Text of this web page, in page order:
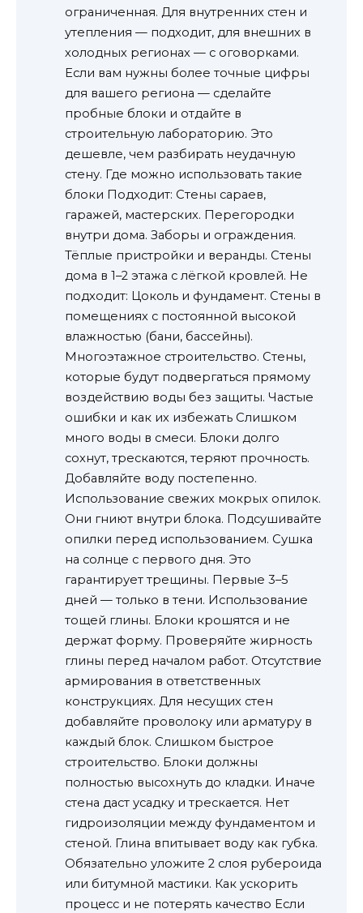
ограниченная. Для внутренних стен и
утепления — подходит, для внешних в
холодных регионах — с оговорками.
Если вам нужны более точные цифры
для вашего региона — сделайте
пробные блоки и отдайте в
строительную лабораторию. Это
дешевле, чем разбирать неудачную
стену. Где можно использовать такие
блоки Подходит: Стены сараев,
гаражей, мастерских. Перегородки
внутри дома. Заборы и ограждения.
Тёплые пристройки и веранды. Стены
дома в 1–2 этажа с лёгкой кровлей. Не
подходит: Цоколь и фундамент. Стены в
помещениях с постоянной высокой
влажностью (бани, бассейны).
Многоэтажное строительство. Стены,
которые будут подвергаться прямому
воздействию воды без защиты. Частые
ошибки и как их избежать Слишком
много воды в смеси. Блоки долго
сохнут, трескаются, теряют прочность.
Добавляйте воду постепенно.
Использование свежих мокрых опилок.
Они гниют внутри блока. Подсушивайте
опилки перед использованием. Сушка
на солнце с первого дня. Это
гарантирует трещины. Первые 3–5
дней — только в тени. Использование
тощей глины. Блоки крошятся и не
держат форму. Проверяйте жирность
глины перед началом работ. Отсутствие
армирования в ответственных
конструкциях. Для несущих стен
добавляйте проволоку или арматуру в
каждый блок. Слишком быстрое
строительство. Блоки должны
полностью высохнуть до кладки. Иначе
стена даст усадку и трескается. Нет
гидроизоляции между фундаментом и
стеной. Глина впитывает воду как губка.
Обязательно уложите 2 слоя рубероида
или битумной мастики. Как ускорить
процесс и не потерять качество Если